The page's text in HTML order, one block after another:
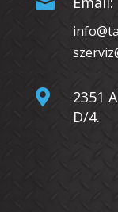

2351
D/4.